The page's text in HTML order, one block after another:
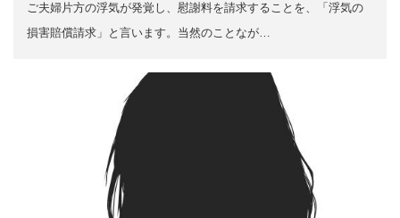
ご夫婦片方の浮気が発覚し、慰謝料を請求することを、「浮気の
損害賠償請求」と言います。当然のことなが…